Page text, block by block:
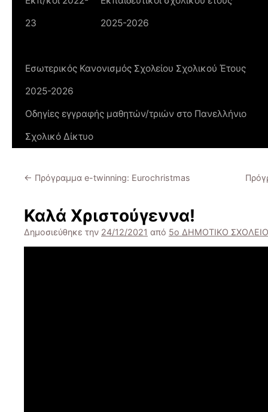
23
2025-2026
Εσωτερικός Κανονισμός Σχολείου Σχολικού Έτους
2025-2026
Οδηγίες εγγραφής μαθητών/τριών στο Πανελλήνιο
Σχολικό Δίκτυο
← Πρόγραμμα e-twinning: Eurochristmas
Καλά Χριστούγεννα!
Δημοσιεύθηκε την 24/12/2021 από 5ο ΔΗΜΟΤΙΚΟ